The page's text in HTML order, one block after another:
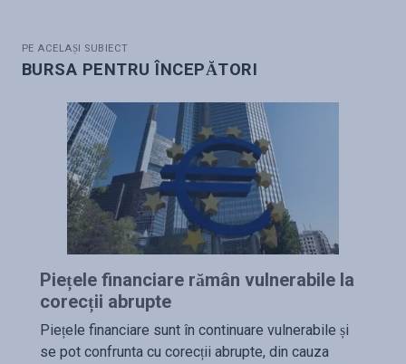
PE ACELAȘI SUBIECT
BURSA PENTRU ÎNCEPĂTORI
Piețele financiare rămân vulnerabile la
corecții abrupte
Piețele financiare sunt în continuare vulnerabile și
se pot confrunta cu corecții abrupte, din cauza